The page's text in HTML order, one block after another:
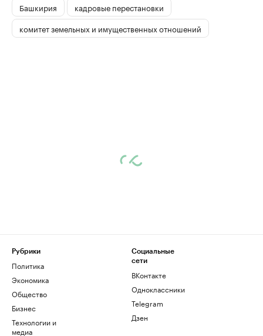
Башкирия
кадровые перестановки
комитет земельных и имущественных отношений
Рубрики
Политика
Экономика
Общество
Бизнес
Технологии и
медиа
Социальные
сети
ВКонтакте
Одноклассники
Telegram
Дзен